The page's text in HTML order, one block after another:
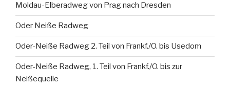
Moldau-Elberadweg von Prag nach Dresden
Oder Neiße Radweg
Oder-Neiße Radweg 2. Teil von Frankf./O. bis Usedom
Oder-Neiße Radweg, 1. Teil von Frankf./O. bis zur
Neißequelle